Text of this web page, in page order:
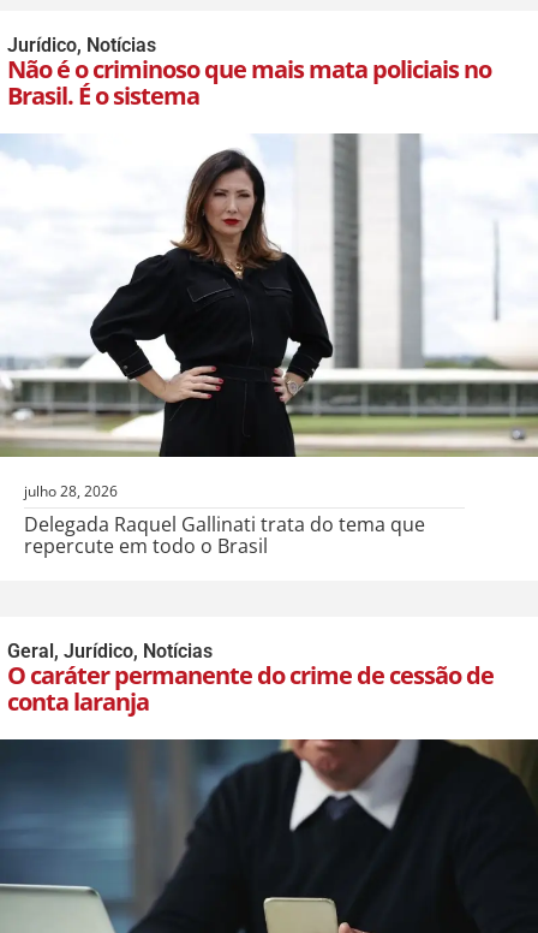
Jurídico, Notícias
Não é o criminoso que mais mata policiais no
Brasil. É o sistema
julho 28, 2026
Delegada Raquel Gallinati trata do tema que
repercute em todo o Brasil
Geral, Jurídico, Notícias
O caráter permanente do crime de cessão de
conta laranja